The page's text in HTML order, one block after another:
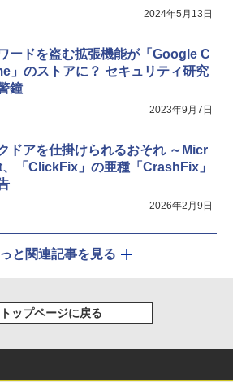
2024年5月13日
ードを盗む拡張機能が「Google C
」のストアに？ セキュリティ研究
鐘
2023年9月7日
ドアを仕掛けられるおそれ ～Micr
「ClickFix」の亜種「CrashFix」
2026年2月9日
と関連記事を見る
トップページに戻る